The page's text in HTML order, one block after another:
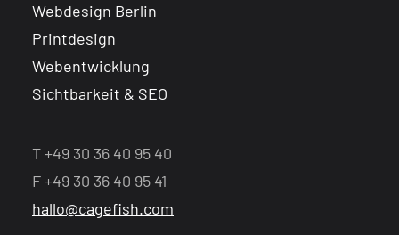
Webdesign Berlin
Printdesign
Webentwicklung
Sichtbarkeit & SEO
T +49 30 36 40 95 40
F +49 30 36 40 95 41
hallo@cagefish.com